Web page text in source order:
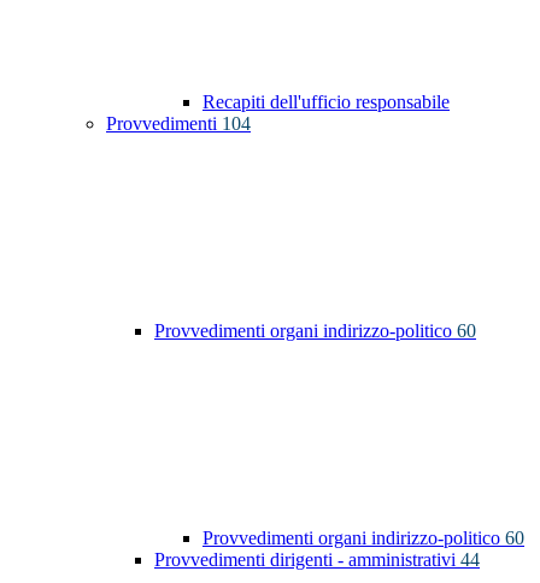
Recapiti dell'ufficio responsabile
Provvedimenti 104
Provvedimenti organi indirizzo-politico 60
Provvedimenti organi indirizzo-politico 60
Provvedimenti dirigenti - amministrativi 44